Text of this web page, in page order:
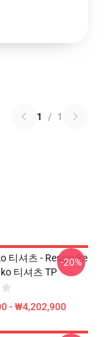
1 / 1
티셔츠 - Resasuke
티셔츠 TP
- ₩4,202,900
-20%